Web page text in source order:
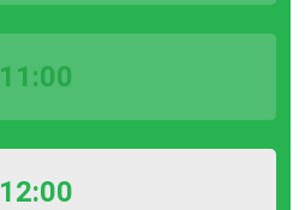
11:00
12:00